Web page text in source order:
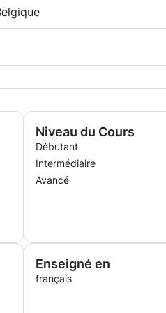
Niveau du Cours
Débutant
Intermédiaire
Avancé
Enseigné en
français